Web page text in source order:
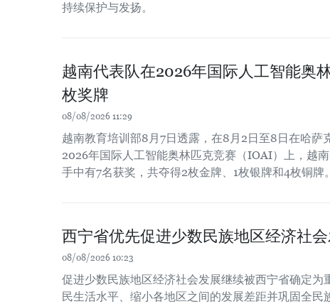
持续保护与发扬。
越南代表队在2026年国际人工智能奥
枚奖牌
08/08/2026 11:29
越南教育培训部8月7日透露，在8月2日至8日在哈萨
2026年国际人工智能奥林匹克竞赛（IOAI）上，越
手中有7名获奖，共夺得2枚金牌、1枚银牌和4枚铜牌。
西宁省优先促进少数民族地区经济社
08/08/2026 10:23
促进少数民族地区经济社会发展继续被西宁省确定为
民生活水平、缩小各地区之间的发展差距并巩固全民